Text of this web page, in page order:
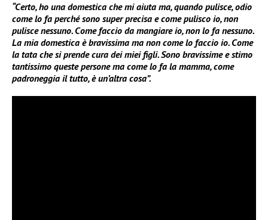
“Certo, ho una domestica che mi aiuta ma, quando pulisce, odio
come lo fa perché sono super precisa e come pulisco io, non
pulisce nessuno. Come faccio da mangiare io, non lo fa nessuno.
La mia domestica è bravissima ma non come lo faccio io. Come
la tata che si prende cura dei miei figli. Sono bravissime e stimo
tantissimo queste persone ma come lo fa la mamma, come
padroneggia il tutto, è un’altra cosa”.